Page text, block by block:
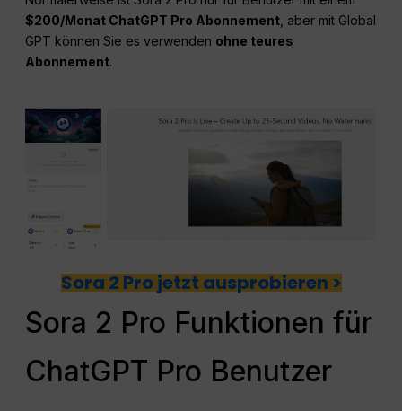
$200/Monat ChatGPT Pro Abonnement, aber mit Global
GPT können Sie es verwenden ohne teures
Abonnement.
Sora 2 Pro jetzt ausprobieren >
Sora 2 Pro Funktionen für
ChatGPT Pro Benutzer